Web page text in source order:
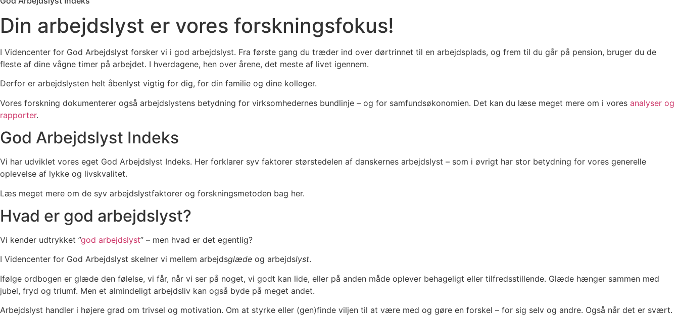
Din arbejdslyst er vores forskningsfokus!
I Videncenter for God Arbejdslyst forsker vi i god arbejdslyst. Fra første gang du træder ind over dørtrinnet til en arbejdsplads, og frem til du går på pension, bruger du de
fleste af dine vågne timer på arbejdet. I hverdagene, hen over årene, det meste af livet igennem.
Derfor er arbejdslysten helt åbenlyst vigtig for dig, for din familie og dine kolleger.
Vores forskning dokumenterer også arbejdslystens betydning for virksomhedernes bundlinje – og for samfundsøkonomien. Det kan du læse meget mere om i vores analyser og
rapporter.
God Arbejdslyst Indeks
Vi har udviklet vores eget God Arbejdslyst Indeks. Her forklarer syv faktorer størstedelen af danskernes arbejdslyst – som i øvrigt har stor betydning for vores generelle
oplevelse af lykke og livskvalitet.
Læs meget mere om de syv arbejdslystfaktorer og forskningsmetoden bag her.
Hvad er god arbejdslyst?
Vi kender udtrykket ”god arbejdslyst” – men hvad er det egentlig?
I Videncenter for God Arbejdslyst skelner vi mellem arbejdsglæde og arbejdslyst.
Ifølge ordbogen er glæde den følelse, vi får, når vi ser på noget, vi godt kan lide, eller på anden måde oplever behageligt eller tilfredsstillende. Glæde hænger sammen med
jubel, fryd og triumf. Men et almindeligt arbejdsliv kan også byde på meget andet.
Arbejdslyst handler i højere grad om trivsel og motivation. Om at styrke eller (gen)finde viljen til at være med og gøre en forskel – for sig selv og andre. Også når det er svært.